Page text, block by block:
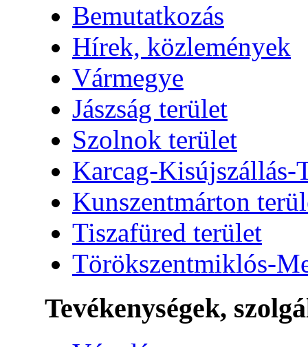
Bemutatkozás
Hírek, közlemények
Vármegye
Jászság terület
Szolnok terület
Karcag-Kisújszállás-
Kunszentmárton
Tiszafüred terület
Törökszentmiklós-
Tevékenységek,